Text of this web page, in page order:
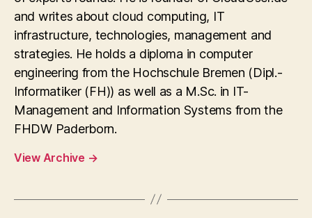
and writes about cloud computing, IT
infrastructure, technologies, management and
strategies. He holds a diploma in computer
engineering from the Hochschule Bremen (Dipl.-
Informatiker (FH)) as well as a M.Sc. in IT-
Management and Information Systems from the
FHDW Paderborn.
View Archive →